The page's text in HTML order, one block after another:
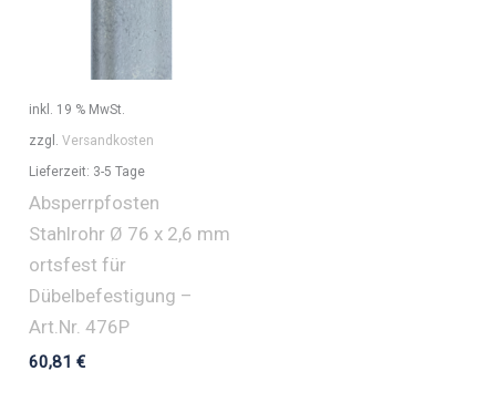
inkl. 19 % MwSt.
zzgl.Versandkosten
Lieferzeit: 3-5 Tage
Absperrpfosten
Stahlrohr Ø 76 x 2,6 mm
ortsfest für
Dübelbefestigung –
Art.Nr. 476P
60,81€